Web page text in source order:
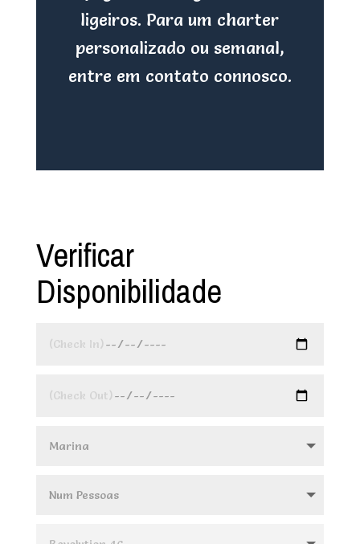
ligeiros. Para um charter
personalizado ou semanal,
entre em contato connosco.
Verificar
Disponibilidade